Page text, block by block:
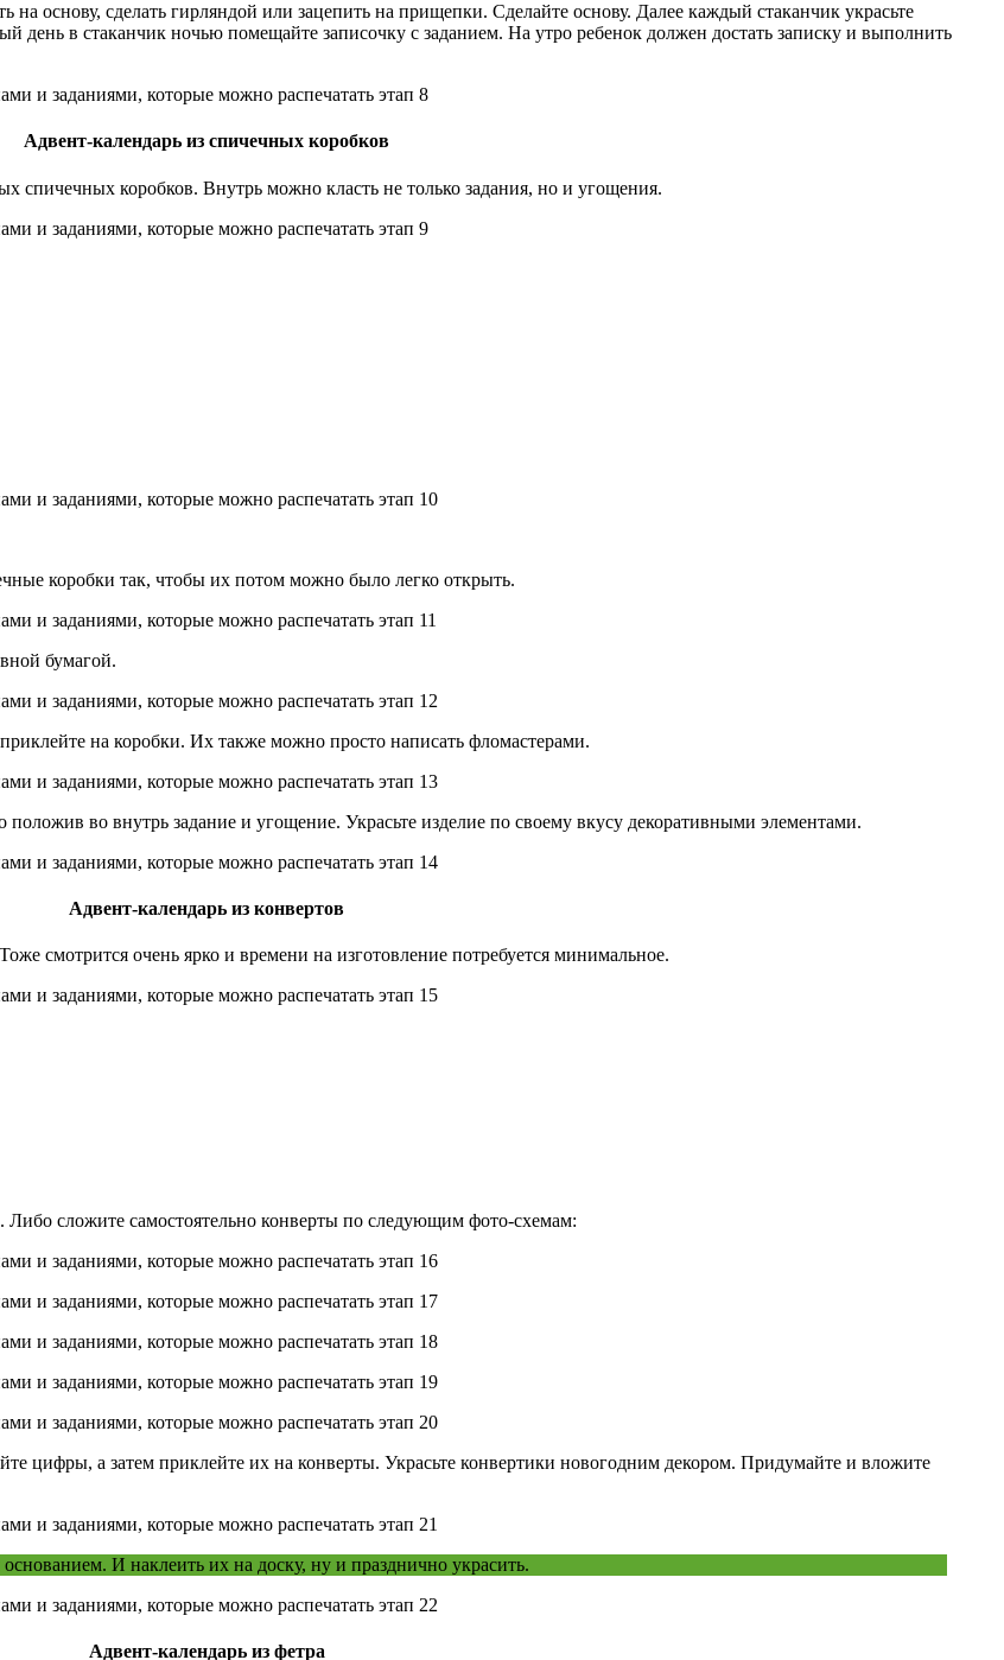
основу, сделать гирляндой или зацепить на прищепки. Сделайте основу. Далее каждый стаканчик украсьте
в стаканчик ночью помещайте записочку с заданием. На утро ребенок должен достать записку и выполнить
Адвент-календарь из спичечных коробков
спичечных коробков. Внутрь можно класть не только задания, но и угощения.
коробки так, чтобы их потом можно было легко открыть.
бумагой.
на коробки. Их также можно просто написать фломастерами.
во внутрь задание и угощение. Украсьте изделие по своему вкусу декоративными элементами.
Адвент-календарь из конвертов
смотрится очень ярко и времени на изготовление потребуется минимальное.
Либо сложите самостоятельно конверты по следующим фото-схемам:
цифры, а затем приклейте их на конверты. Украсьте конвертики новогодним декором. Придумайте и вложите
И наклеить их на доску, ну и празднично украсить.
Адвент-календарь из фетра